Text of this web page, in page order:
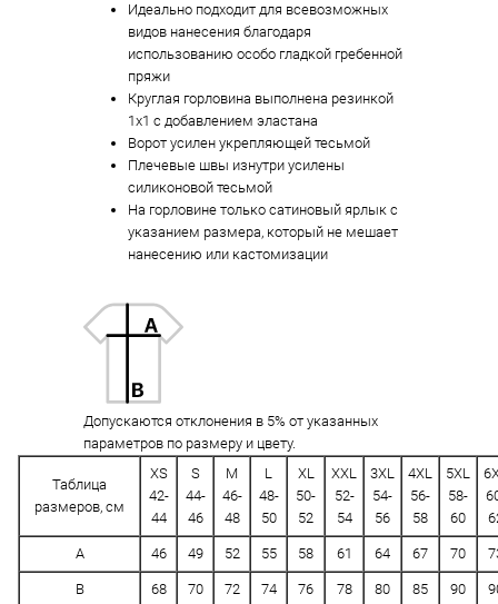
Идеально подходит для всевозможных
видов нанесения благодаря
использованию особо гладкой гребенной
пряжи
Круглая горловина выполнена резинкой
1x1 с добавлением эластана
Ворот усилен укрепляющей тесьмой
Плечевые швы изнутри усилены
силиконовой тесьмой
На горловине только сатиновый ярлык с
указанием размера, который не мешает
нанесению или кастомизации
Допускаются отклонения в 5% от указанных
параметров по размеру и цвету.
Таблица
размеров, см
XS
42-
44
S
44-
46
M
46-
48
L
48-
50
XL
50-
52
XXL
52-
54
3XL
54-
56
4XL
56-
58
5XL
58-
60
A 46 49 52 55 58 61 64 67 70
B 68 70 72 74 76 78 80 85 90